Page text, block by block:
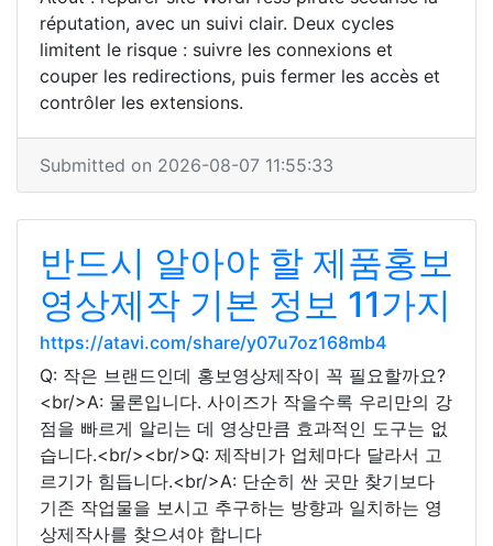
réputation, avec un suivi clair. Deux cycles
limitent le risque : suivre les connexions et
couper les redirections, puis fermer les accès et
contrôler les extensions.
Submitted on 2026-08-07 11:55:33
반드시 알아야 할 제품홍보
영상제작 기본 정보 11가지
https://atavi.com/share/y07u7oz168mb4
Q: 작은 브랜드인데 홍보영상제작이 꼭 필요할까요?
<br/>A: 물론입니다. 사이즈가 작을수록 우리만의 강
점을 빠르게 알리는 데 영상만큼 효과적인 도구는 없
습니다.<br/><br/>Q: 제작비가 업체마다 달라서 고
르기가 힘듭니다.<br/>A: 단순히 싼 곳만 찾기보다
기존 작업물을 보시고 추구하는 방향과 일치하는 영
상제작사를 찾으셔야 합니다